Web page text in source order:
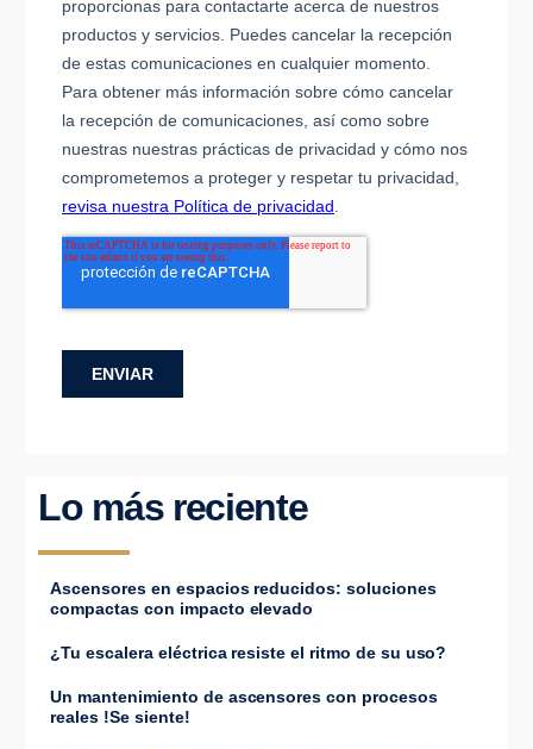
Lo más reciente
Ascensores en espacios reducidos: soluciones
compactas con impacto elevado
¿Tu escalera eléctrica resiste el ritmo de su uso?
Un mantenimiento de ascensores con procesos
reales !Se siente!